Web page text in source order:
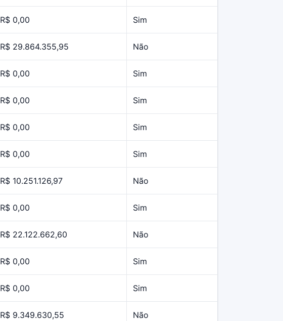
R$ 0,00 Sim
R$ 29.864.355,95 Não
R$ 0,00 Sim
R$ 0,00 Sim
R$ 0,00 Sim
R$ 0,00 Sim
R$ 10.251.126,97 Não
R$ 0,00 Sim
R$ 22.122.662,60 Não
R$ 0,00 Sim
R$ 0,00 Sim
R$ 9.349.630,55 Não